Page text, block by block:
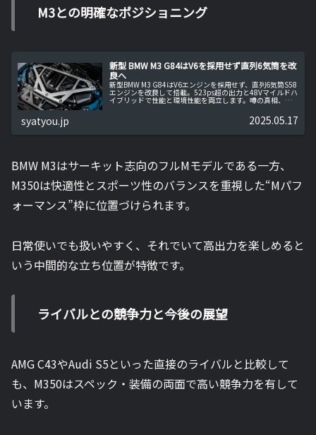
M3との明確なポジショニング
新型 BMW M3 G84はV6を採用せず直列6気筒を改
良へ
新型BMW M3 G84はV6エンジンを採用せず、直列6気筒S58
エンジンを改良して搭載。523ps超の出力と48Vマイルドハ
イブリッドで性能と環境性能を両立します。噂の真相、技
syatyou.jp 2025.05.17
BMW M3はサーキット志向のフルMモデルである一方、
M350は快適性とスポーツ性のバランスを重視した“Mパフ
ォーマンス”枠に位置づけられます。
日常使いでも扱いやすく、それでいて高出力を楽しめると
いう中間的な立ち位置が特徴です。
ライバルとの競争力と今後の展望
AMG C43やAudi S5といった直接のライバルと比較して
も、M350はスペック・装備の両面で高い競争力を有して
います。